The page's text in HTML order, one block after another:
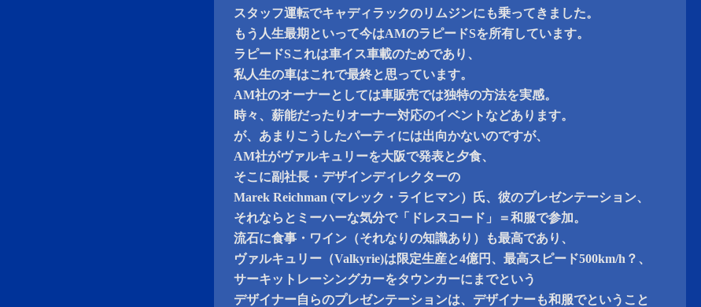
スタッフ運転でキャディラックのリムジンにも乗ってきました。
もう人生最期といって今はAMのラピードSを所有しています。
ラピードSこれは車イス車載のためであり、
私人生の車はこれで最終と思っています。
AM社のオーナーとしては車販売では独特の方法を実感。
時々、薪能だったりオーナー対応のイベントなどあります。
が、あまりこうしたパーティには出向かないのですが、
AM社がヴァルキュリーを大阪で発表と夕食、
そこに副社長・デザインディレクターの
Marek Reichman (マレック・ライヒマン）氏、彼のプレゼンテーション、
それならとミーハーな気分で「ドレスコード」＝和服で参加。
流石に食事・ワイン（それなりの知識あり）も最高であり、
ヴァルキュリー（Valkyrie)は限定生産と4億円、最高スピード500km/h？、
サーキットレーシングカーをタウンカーにまでという
デザイナー自らのプレゼンテーションは、デザイナーも和服でということ